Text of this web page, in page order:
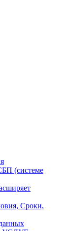
(системе
Сроки,